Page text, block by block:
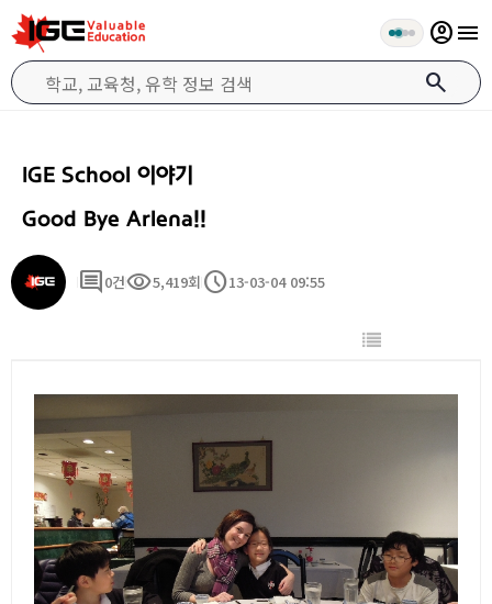
search
account_circlemenu
IGE School 이야기
Good Bye Arlena!!
comment 0건visibility5,419회 schedule13-03-04 09:55